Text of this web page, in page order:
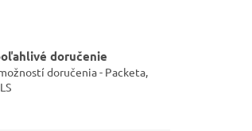
doručenie
doručenia - Packeta,